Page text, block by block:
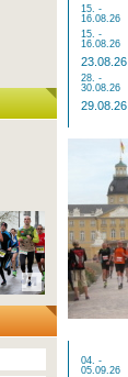
15. -
16.08.26
15. -
16.08.26
23.08.26
28. -
30.08.26
29.08.26
04. -
05.09.26